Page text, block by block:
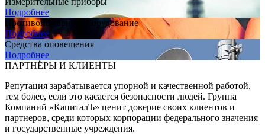
Подробнее
Противопожарное оборудование
Подробнее
Средства оповещения
Подробнее
ПАРТНЁРЫ И КЛИЕНТЫ
Репутация зарабатывается упорной и качественной работой,
тем более, если это касается безопасности людей. Группа
Компаний «КапиталЪ» ценит доверие своих клиентов и
партнеров, среди которых корпорации федерального значения
и государственные учреждения.